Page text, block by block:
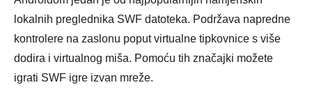
lokalnih preglednika SWF datoteka. Podržava napredne
kontrolere na zaslonu poput virtualne tipkovnice s više
dodira i virtualnog miša. Pomoću tih značajki možete
igrati SWF igre izvan mreže.